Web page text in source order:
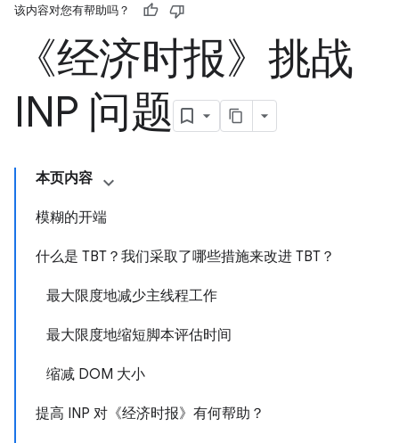
该内容对您有帮助吗？
《经济时报》挑战
INP 问题
本页内容
模糊的开端
什么是 TBT？我们采取了哪些措施来改进 TBT？
最大限度地减少主线程工作
最大限度地缩短脚本评估时间
缩减 DOM 大小
提高 INP 对《经济时报》有何帮助？